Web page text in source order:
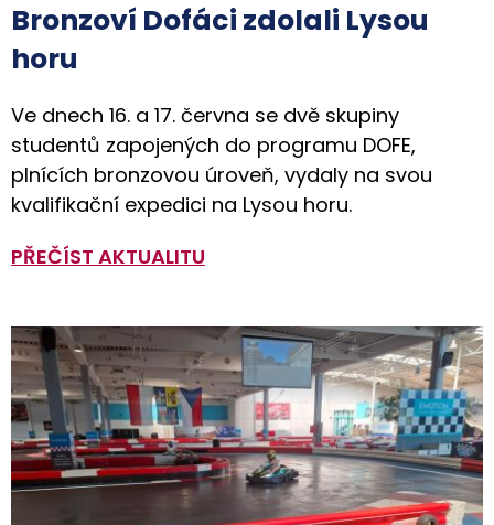
Bronzoví Dofáci zdolali Lysou
horu
Ve dnech 16. a 17. června se dvě skupiny
studentů zapojených do programu DOFE,
plnících bronzovou úroveň, vydaly na svou
kvalifikační expedici na Lysou horu.
PŘEČÍST AKTUALITU